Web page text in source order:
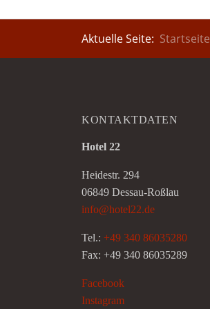
Aktuelle Seite: Startseite
KONTAKTDATEN
Hotel 22
Heidestr. 294
06849 Dessau-Roßlau
info@hotel22.de
Tel.: +49 340 86035280
Fax: +49 340 86035289
Facebook
Instagram